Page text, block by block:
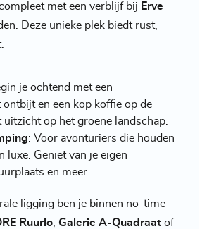
met een verblijf bij Erve
Deze unieke plek biedt rust,
je ochtend met een
ontbijt en een kop koffie op de
uitzicht op het groene landschap.
: Voor avonturiers die houden
luxe. Geniet van je eigen
en meer.
ligging ben je binnen no-time
Ruurlo ,Galerie A-Quadraatof